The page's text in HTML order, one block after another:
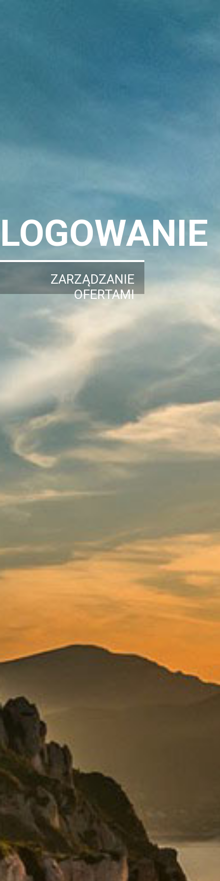
LOGOWANIE
ZARZĄDZANIE
OFERTAMI